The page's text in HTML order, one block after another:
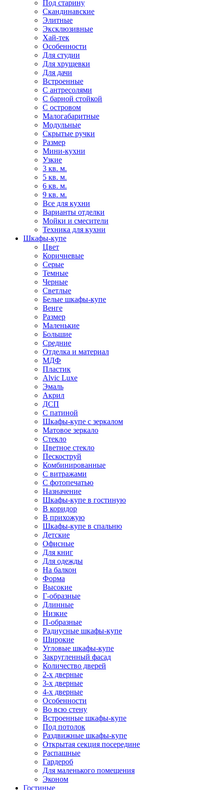
Под старину
Скандинавские
Элитные
Эксклюзивные
Хай-тек
Особенности
Для студии
Для хрущевки
Для дачи
Встроенные
С антресолями
С барной стойкой
С островом
Малогабаритные
Модульные
Скрытые ручки
Размер
Мини-кухни
Узкие
3 кв. м.
5 кв. м.
6 кв. м.
9 кв. м.
Все для кухни
Варианты отделки
Мойки и смесители
Техника для кухни
Шкафы-купе
Цвет
Коричневые
Серые
Темные
Черные
Светлые
Белые шкафы-купе
Венге
Размер
Маленькие
Большие
Средние
Отделка и материал
МДФ
Пластик
Alvic Luxe
Эмаль
Акрил
ДСП
С патиной
Шкафы-купе с зеркалом
Матовое зеркало
Стекло
Цветное стекло
Пескоструй
Комбинированные
С витражами
С фотопечатью
Назначение
Шкафы-купе в гостиную
В коридор
В прихожую
Шкафы-купе в спальню
Детские
Офисные
Для книг
Для одежды
На балкон
Форма
Высокие
Г-образные
Длинные
Низкие
П-образные
Радиусные шкафы-купе
Широкие
Угловые шкафы-купе
Закругленный фасад
Количество дверей
2-х дверные
3-х дверные
4-х дверные
Особенности
Во всю стену
Встроенные шкафы-купе
Под потолок
Раздвижные шкафы-купе
Открытая секция посередине
Распашные
Гардероб
Для маленького помещения
Эконом
Гостиные